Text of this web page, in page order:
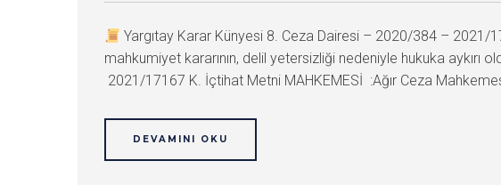
Yargıtay Karar Künyesi 8. Ceza Dairesi – 2020/384 – 2021/
mahkumiyet kararının, delil yetersizliği nedeniyle hukuka
2021/17167 K. İçtihat Metni MAHKEMESİ :Ağır Ceza
DEVAMINI OKU